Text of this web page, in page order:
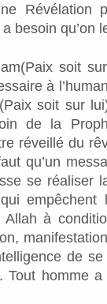
besoin qu’on
soit
à
soit sur
de la
réveillé du
qu’un
se réaliser
empêchent
Allah à
de
Tout homme